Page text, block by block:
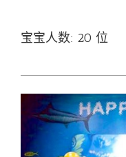
宝宝人数: 20 位